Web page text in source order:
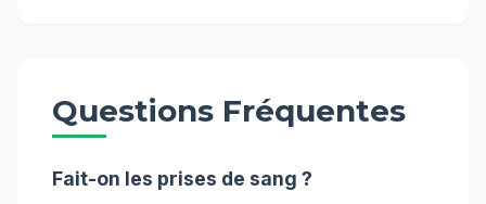
Questions Fréquentes
Fait-on les prises de sang ?